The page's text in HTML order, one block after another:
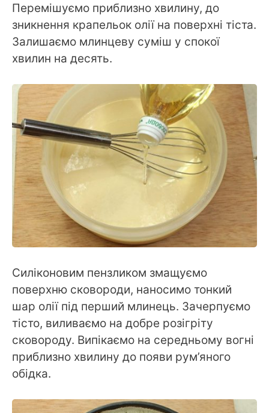
Перемішуємо приблизно хвилину, до
зникнення крапельок олії на поверхні тіста.
Залишаємо млинцеву суміш у спокої
хвилин на десять.
Силіконовим пензликом змащуємо
поверхню сковороди, наносимо тонкий
шар олії під перший млинець. Зачерпуємо
тісто, виливаємо на добре розігріту
сковороду. Випікаємо на середньому вогні
приблизно хвилину до появи рум’яного
обідка.